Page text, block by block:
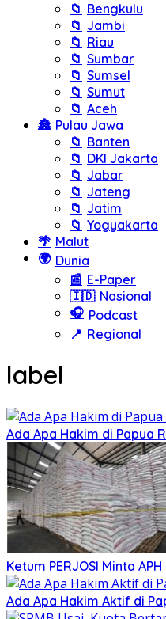
📁 Bengkulu
📁 Jambi
📁 Riau
📁 Sumbar
📁 Sumsel
📁 Sumut
📁 Aceh
🏯 Pulau Jawa
📁 Banten
📁 DKI Jakarta
📁 Jabar
📁 Jateng
📁 Jatim
📁 Yogyakarta
🌴 Malut
🌍 Dunia
📰 E-Paper
🇮🇩 Nasional
🎧 Podcast
📍 Regional
label
Ada Apa Hakim di Papua
Ketum PERJOSI Minta
Ada Apa Hakim Aktif di